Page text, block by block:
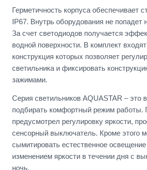
Герметичность корпуса обеспечивает
IP67. Внутрь оборудования не попадет
За счет светодиодов получается
водной поверхности. В комплект
конструкция которых позволяет
светильника и фиксировать
зажимами.
Серия светильников AQUASTAR – это
подбирать комфортный режим работы.
предусмотрел регулировку яркости,
сенсорный выключатель. Кроме этого
сымитировать естественное
изменением яркости в течении дня с
ночь.